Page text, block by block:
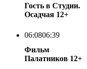
Гость в Студии.
Осадчая 12+
06:0806:39
Фильм
Палатников 12+